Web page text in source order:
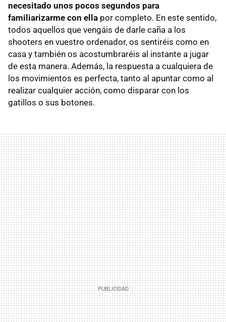
necesitado unos pocos segundos para
familiarizarme con ella por completo. En este sentido,
todos aquellos que vengáis de darle caña a los
shooters en vuestro ordenador, os sentiréis como en
casa y también os acostumbraréis al instante a jugar
de esta manera. Además, la respuesta a cualquiera de
los movimientos es perfecta, tanto al apuntar como al
realizar cualquier acción, como disparar con los
gatillos o sus botones.